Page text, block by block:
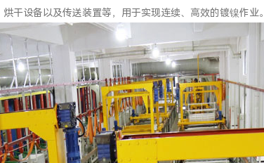
干设备以及传送装置等，用于实现连续、高效的镀镍作业。